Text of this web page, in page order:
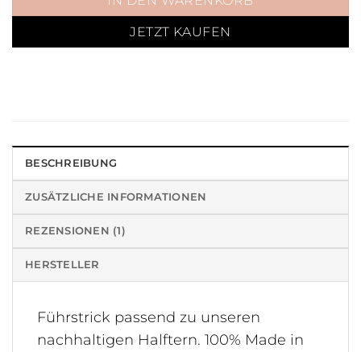
JETZT KAUFEN
BESCHREIBUNG
ZUSÄTZLICHE INFORMATIONEN
REZENSIONEN (1)
HERSTELLER
Führstrick passend zu unseren
nachhaltigen Halftern. 100% Made in